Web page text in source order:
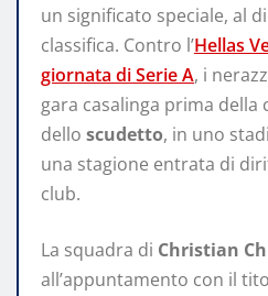
un significato speciale, al
classifica. Contro l’Hellas
giornata di Serie A, i
gara casalinga prima della
dello scudetto, in uno
una stagione entrata di
club.
La squadra di Christian
all’appuntamento con il